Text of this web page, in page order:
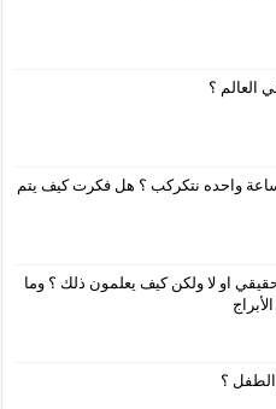
العالم ؟
ساعة واحده نتكركب ؟ هل فكرت كيف يتم
او لا ولكن كيف يعلمون ذلك ؟ وما
الطفل ؟